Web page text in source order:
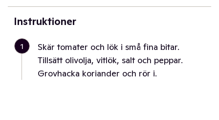
Instruktioner
1
Skär tomater och lök i små fina bitar.
Tillsätt olivolja, vitlök, salt och peppar.
Grovhacka koriander och rör i.